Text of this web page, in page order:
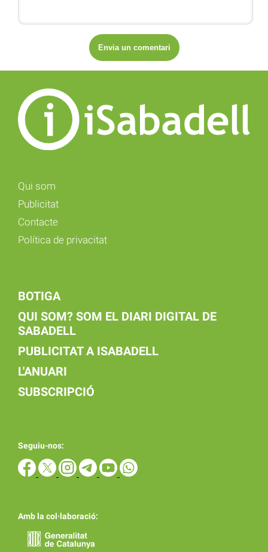
Qui som
Publicitat
Contacte
Política de privacitat
BOTIGA
QUI SOM? SOM EL DIARI DIGITAL DE
SABADELL
PUBLICITAT A ISABADELL
L'ANUARI
SUBSCRIPCIÓ
Seguiu-nos:
Amb la col·laboració: